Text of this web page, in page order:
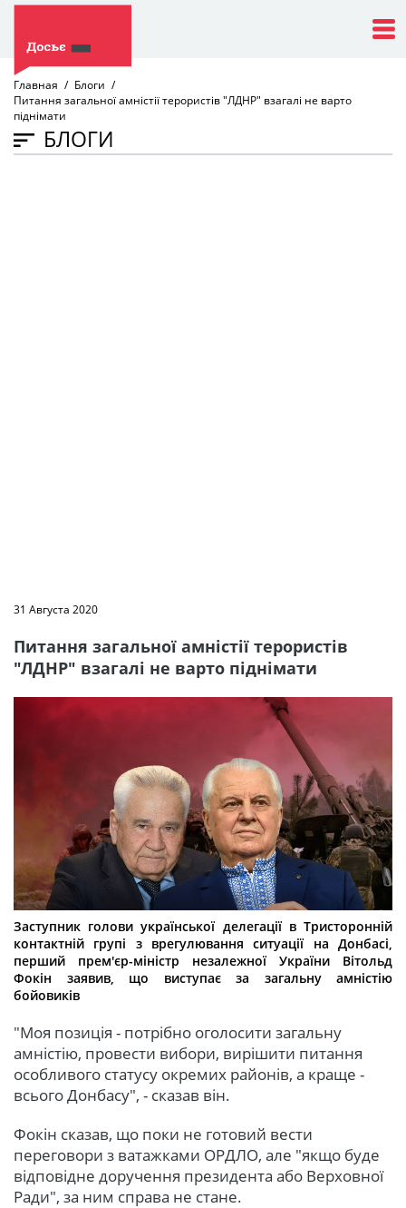
Главная
Блоги
Питання загальної амністії терористів "ЛДНР" взагалі не варто
піднімати
БЛОГИ
31 Августа 2020
Питання загальної амністії терористів
"ЛДНР" взагалі не варто піднімати
Заступник голови української делегації в Тристоронній
контактній групі з врегулювання ситуації на Донбасі,
перший прем'єр-міністр незалежної України Вітольд
Фокін заявив, що виступає за загальну амністію
бойовиків
"Моя позиція - потрібно оголосити загальну
амністію, провести вибори, вирішити питання
особливого статусу окремих районів, а краще -
всього Донбасу", - сказав він.
Фокін сказав, що поки не готовий вести
переговори з ватажками ОРДЛО, але "якщо буде
відповідне доручення президента або Верховної
Ради", за ним справа не стане.